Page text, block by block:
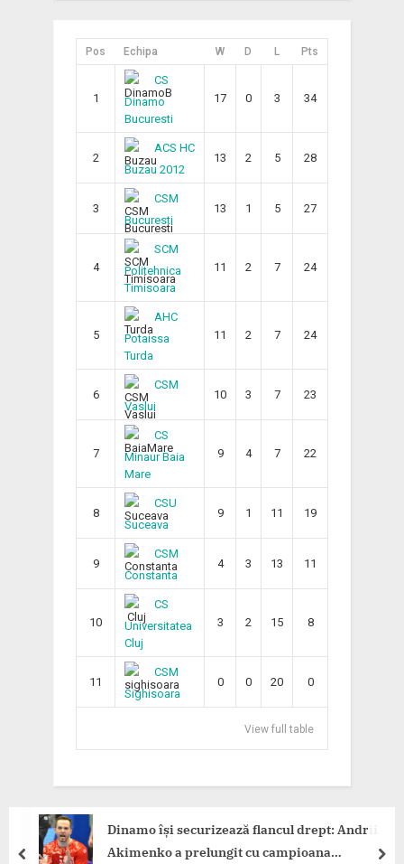
Pos Echipa W D L Pts
1
CS
Dinamo
Bucuresti
17 0 3 34
2
ACS HC
Buzau 2012
13 2 5 28
3
CSM
Bucuresti
13 1 5 27
4
SCM
Politehnica
Timisoara
11 2 7 24
5
AHC
Potaissa
Turda
11 2 7 24
6
CSM
Vaslui
10 3 7 23
7
CS
Minaur Baia
Mare
9 4 7 22
8
CSU
Suceava
9 1 11 19
9
CSM
Constanta
4 3 13 11
10
CS
Universitatea
Cluj
3 2 15 8
11
CSM
Sighisoara
0 0 20 0
View full table
Dinamo își securizează flancul drept: Andrii
Akimenko a prelungit cu campioana
prev